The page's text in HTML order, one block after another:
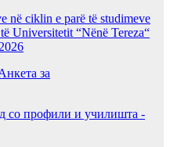
në ciklin e parë të studimeve
Universitetit “Nënë Tereza“
за
со профили и училишта -